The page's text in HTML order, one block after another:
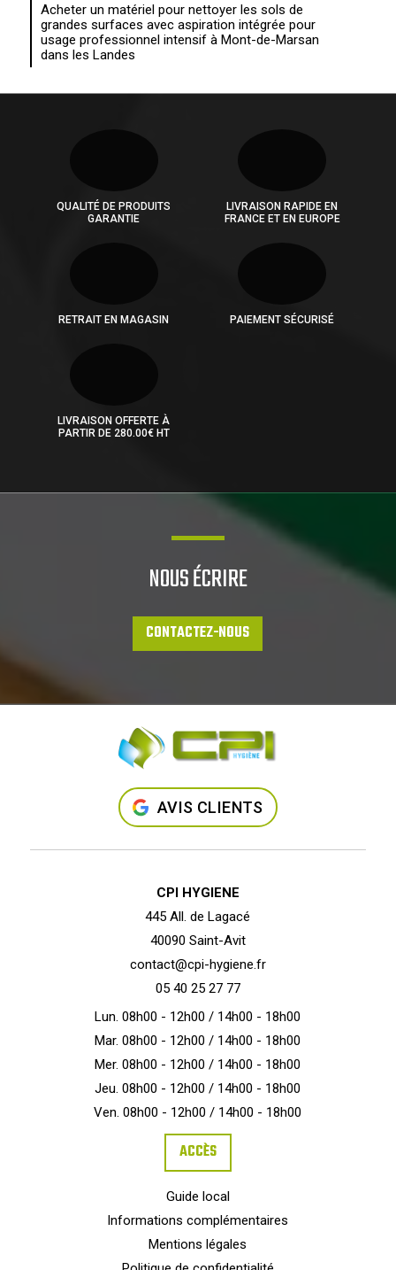
Acheter un matériel pour nettoyer les sols de
grandes surfaces avec aspiration intégrée pour
usage professionnel intensif à Mont-de-Marsan
dans les Landes
QUALITÉ DE PRODUITS
GARANTIE
LIVRAISON RAPIDE EN
FRANCE ET EN EUROPE
RETRAIT EN MAGASIN PAIEMENT SÉCURISÉ
LIVRAISON OFFERTE À
PARTIR DE 280.00€ HT
NOUS ÉCRIRE
CONTACTEZ-NOUS
AVIS CLIENTS
CPI HYGIENE
445 All. de Lagacé
40090 Saint-Avit
contact@cpi-hygiene.fr
05 40 25 27 77
Lun. 08h00 - 12h00 / 14h00 - 18h00
Mar. 08h00 - 12h00 / 14h00 - 18h00
Mer. 08h00 - 12h00 / 14h00 - 18h00
Jeu. 08h00 - 12h00 / 14h00 - 18h00
Ven. 08h00 - 12h00 / 14h00 - 18h00
ACCÈS
Guide local
Informations complémentaires
Mentions légales